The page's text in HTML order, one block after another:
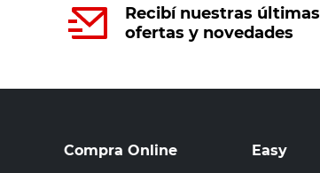
Recibí nuestras últimas
ofertas y novedades
Compra Online Easy